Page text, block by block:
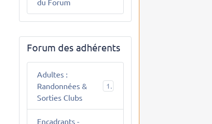
Forum des adhérents
Adultes :
Randonnées &
Sorties Clubs
10
Encadrants -